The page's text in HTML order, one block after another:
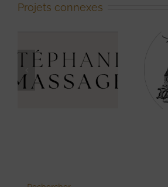
Projets connexes
Atelier de
Doffetto